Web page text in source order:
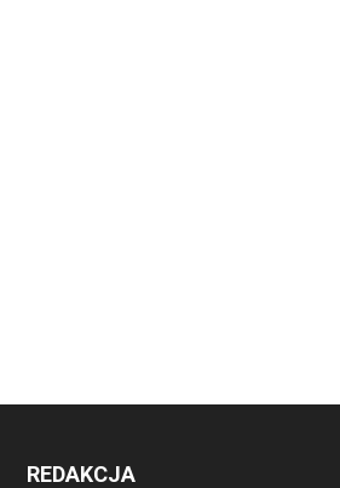
REDAKCJA